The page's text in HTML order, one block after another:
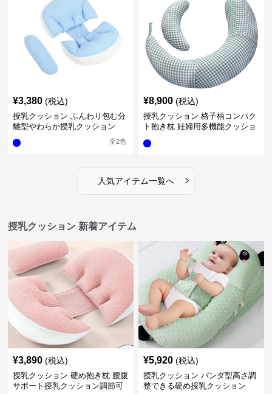
¥3,380 (税込)
授乳クッション ふんわり包む分
離型やわらか授乳クッション
全2色
¥8,900 (税込)
授乳クッション 格子柄コンパク
ト抱き枕 妊婦用多機能クッショ
人気アイテム一覧へ ›
授乳クッション 新着アイテム
¥3,890 (税込)
授乳クッション 硬め抱き枕 腰腹
サポート授乳クッション調節可
¥5,920 (税込)
授乳クッション パンダ型高さ調
整できる硬め授乳クッション